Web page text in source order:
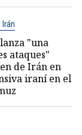
Irán
"una
ataques"
de Irán en
iraní en el